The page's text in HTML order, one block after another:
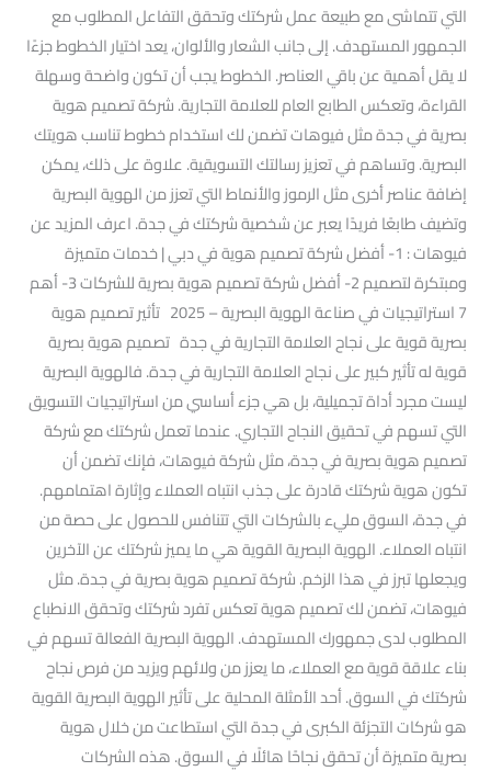
التي تتماشى مع طبيعة عمل شركتك وتحقق التفاعل المطلوب مع
الجمهور المستهدف. إلى جانب الشعار والألوان، يعد اختيار الخطوط جزءًا
لا يقل أهمية عن باقي العناصر. الخطوط يجب أن تكون واضحة وسهلة
القراءة، وتعكس الطابع العام للعلامة التجارية. شركة تصميم هوية
بصرية في جدة مثل فيوهات تضمن لك استخدام خطوط تناسب هويتك
البصرية. وتساهم في تعزيز رسالتك التسويقية. علاوة على ذلك، يمكن
إضافة عناصر أخرى مثل الرموز والأنماط التي تعزز من الهوية البصرية
وتضيف طابعًا فريدًا يعبر عن شخصية شركتك في جدة. اعرف المزيد عن
فيوهات : 1- أفضل شركة تصميم هوية في دبي | خدمات متميزة
ومبتكرة لتصميم 2- أفضل شركة تصميم هوية بصرية للشركات 3- أهم
7 استراتيجيات في صناعة الهوية البصرية – 2025 تأثير تصميم هوية
بصرية قوية على نجاح العلامة التجارية في جدة تصميم هوية بصرية
قوية له تأثير كبير على نجاح العلامة التجارية في جدة. فالهوية البصرية
ليست مجرد أداة تجميلية، بل هي جزء أساسي من استراتيجيات التسويق
التي تسهم في تحقيق النجاح التجاري. عندما تعمل شركتك مع شركة
تصميم هوية بصرية في جدة، مثل شركة فيوهات، فإنك تضمن أن
تكون هوية شركتك قادرة على جذب انتباه العملاء وإثارة اهتمامهم.
في جدة، السوق مليء بالشركات التي تتنافس للحصول على حصة من
انتباه العملاء. الهوية البصرية القوية هي ما يميز شركتك عن الآخرين
ويجعلها تبرز في هذا الزخم. شركة تصميم هوية بصرية في جدة. مثل
فيوهات، تضمن لك تصميم هوية تعكس تفرد شركتك وتحقق الانطباع
المطلوب لدى جمهورك المستهدف. الهوية البصرية الفعالة تسهم في
بناء علاقة قوية مع العملاء، ما يعزز من ولائهم ويزيد من فرص نجاح
شركتك في السوق. أحد الأمثلة المحلية على تأثير الهوية البصرية القوية
هو شركات التجزئة الكبرى في جدة التي استطاعت من خلال هوية
بصرية متميزة أن تحقق نجاحًا هائلًا في السوق. هذه الشركات